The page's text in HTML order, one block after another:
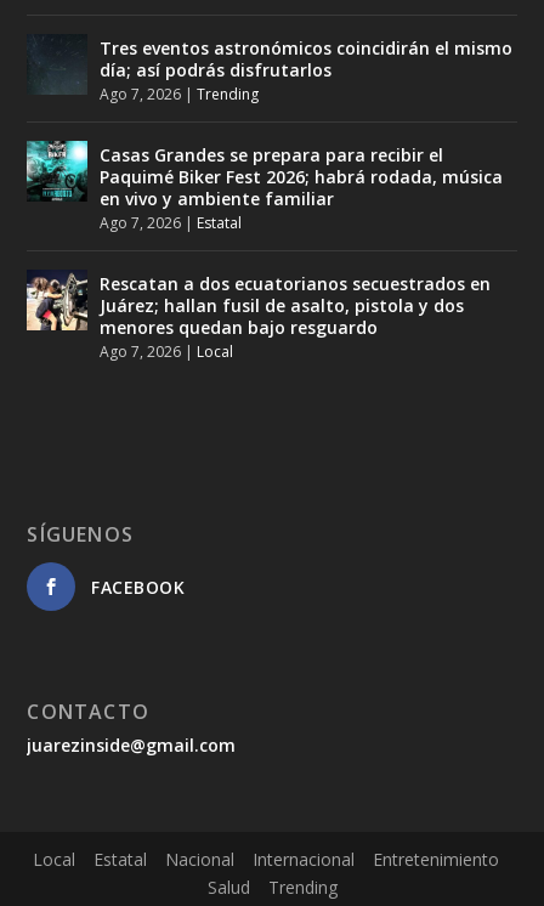
Tres eventos astronómicos coincidirán el mismo
día; así podrás disfrutarlos
Ago 7, 2026 |Trending
Casas Grandes se prepara para recibir el
Paquimé Biker Fest 2026; habrá rodada, música
en vivo y ambiente familiar
Ago 7, 2026 | Estatal
Rescatan a dos ecuatorianos secuestrados en
Juárez; hallan fusil de asalto, pistola y dos
menores quedan bajo resguardo
Ago 7, 2026 | Local
SÍGUENOS
FACEBOOK
CONTACTO
juarezinside@gmail.com
Local Estatal Nacional Internacional
Entretenimiento
Salud
Trending